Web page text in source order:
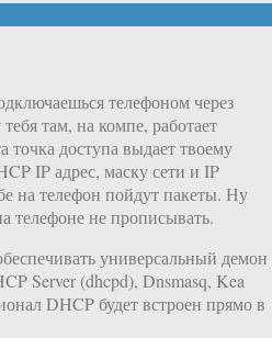
телефоном через
там, на компе, работает
точка доступа выдает твоему
IP адрес, маску сети и IP
на телефон пойдут пакеты. Ну
телефоне не прописывать.
универсальный демон
Server (dhcpd), Dnsmasq, Kea
DHCP будет встроен прямо в